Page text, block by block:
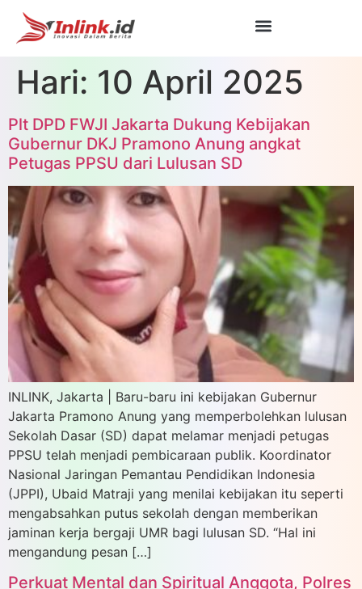
Hari: 10 April 2025
Plt DPD FWJI Jakarta Dukung Kebijakan
Gubernur DKJ Pramono Anung angkat
Petugas PPSU dari Lulusan SD
INLINK, Jakarta | Baru-baru ini kebijakan Gubernur
Jakarta Pramono Anung yang memperbolehkan lulusan
Sekolah Dasar (SD) dapat melamar menjadi petugas
PPSU telah menjadi pembicaraan publik. Koordinator
Nasional Jaringan Pemantau Pendidikan Indonesia
(JPPI), Ubaid Matraji yang menilai kebijakan itu seperti
mengabsahkan putus sekolah dengan memberikan
jaminan kerja bergaji UMR bagi lulusan SD. “Hal ini
mengandung pesan […]
Perkuat Mental dan Spiritual Anggota, Polres